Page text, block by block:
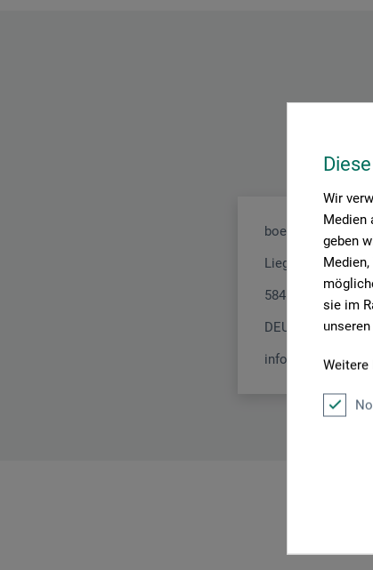
Wir
Medien
geben
sie im
Weitere
boesner GmbH
Liegnitzer Str. 17
58454 Witten
DEUTSCHLAND